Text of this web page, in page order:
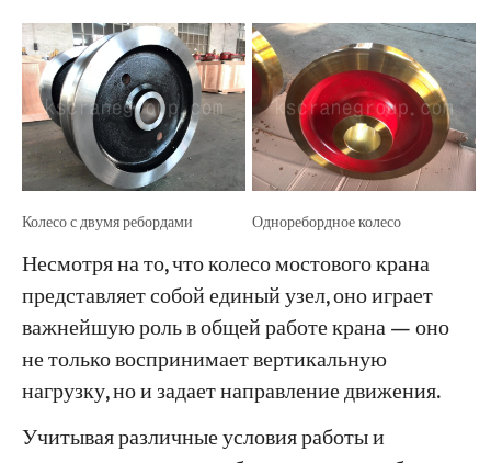
Колесо с двумя ребордами Одноребордное колесо
Несмотря на то, что колесо мостового крана
представляет собой единый узел, оно играет
важнейшую роль в общей работе крана — оно
не только воспринимает вертикальную
нагрузку, но и задает направление движения.
Учитывая различные условия работы и